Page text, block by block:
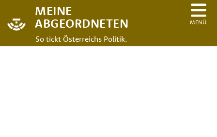
MEINE
ABGEORDNETEN
So tickt Österreichs Politik.
MENÜ